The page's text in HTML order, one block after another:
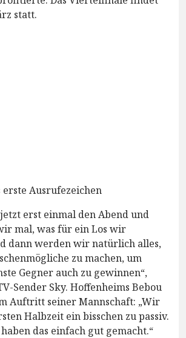
statt.
erste Ausrufezeichen
erst einmal den Abend und
mal, was für ein Los wir
dann werden wir natürlich alles,
zu machen, um
Gegner auch zu gewinnen“,
Sender Sky. Hoffenheims Bebou
Auftritt seiner Mannschaft: „Wir
Halbzeit ein bisschen zu passiv.
das einfach gut gemacht.“